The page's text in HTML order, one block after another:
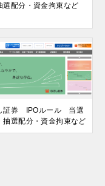
選配分・資金拘束など
証券 IPOルール 当選
抽選配分・資金拘束など